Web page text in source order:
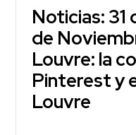
Noticias: 31
de
Louvre: la
Pinterest y
Louvre